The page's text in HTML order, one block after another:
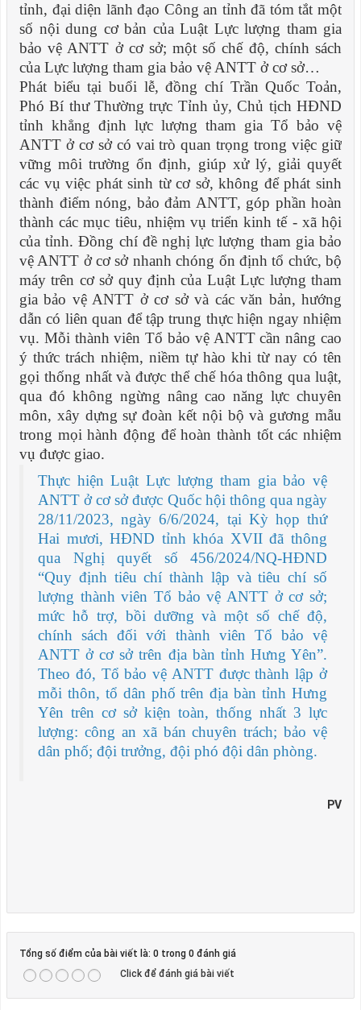
tỉnh, đại diện lãnh đạo Công an tỉnh đã tóm tắt một
số nội dung cơ bản của Luật Lực lượng tham gia
bảo vệ ANTT ở cơ sở; một số chế độ, chính sách
của Lực lượng tham gia bảo vệ ANTT ở cơ sở…
Phát biểu tại buổi lễ, đồng chí Trần Quốc Toản,
Phó Bí thư Thường trực Tỉnh ủy, Chủ tịch HĐND
tỉnh khẳng định lực lượng tham gia Tổ bảo vệ
ANTT ở cơ sở có vai trò quan trọng trong việc giữ
vững môi trường ổn định, giúp xử lý, giải quyết
các vụ việc phát sinh từ cơ sở, không để phát sinh
thành điểm nóng, bảo đảm ANTT, góp phần hoàn
thành các mục tiêu, nhiệm vụ triển kinh tế - xã hội
của tỉnh. Đồng chí đề nghị lực lượng tham gia bảo
vệ ANTT ở cơ sở nhanh chóng ổn định tổ chức, bộ
máy trên cơ sở quy định của Luật Lực lượng tham
gia bảo vệ ANTT ở cơ sở và các văn bản, hướng
dẫn có liên quan để tập trung thực hiện ngay nhiệm
vụ. Mỗi thành viên Tổ bảo vệ ANTT cần nâng cao
ý thức trách nhiệm, niềm tự hào khi từ nay có tên
gọi thống nhất và được thể chế hóa thông qua luật,
qua đó không ngừng nâng cao năng lực chuyên
môn, xây dựng sự đoàn kết nội bộ và gương mẫu
trong mọi hành động để hoàn thành tốt các nhiệm
vụ được giao.
Thực hiện Luật Lực lượng tham gia bảo vệ
ANTT ở cơ sở được Quốc hội thông qua ngày
28/11/2023, ngày 6/6/2024, tại Kỳ họp thứ
Hai mươi, HĐND tỉnh khóa XVII đã thông
qua Nghị quyết số 456/2024/NQ-HĐND
“Quy định tiêu chí thành lập và tiêu chí số
lượng thành viên Tổ bảo vệ ANTT ở cơ sở;
mức hỗ trợ, bồi dưỡng và một số chế độ,
chính sách đối với thành viên Tổ bảo vệ
ANTT ở cơ sở trên địa bàn tỉnh Hưng Yên”.
Theo đó, Tổ bảo vệ ANTT được thành lập ở
mỗi thôn, tổ dân phố trên địa bàn tỉnh Hưng
Yên trên cơ sở kiện toàn, thống nhất 3 lực
lượng: công an xã bán chuyên trách; bảo vệ
dân phố; đội trưởng, đội phó đội dân phòng.
PV
Tổng số điểm của bài viết là: 0 trong 0 đánh giá
Click để đánh giá bài viết